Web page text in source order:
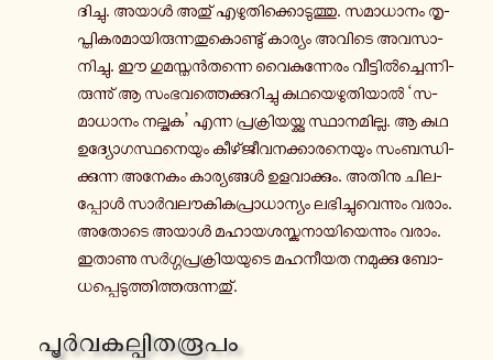
ദി­ച്ചു. അയാൾ അതു് എ­ഴു­തി­ക്കൊ­ടു­ത്തു. സ­മാ­ധാ­നം തൃ­
പ്തി­ക­ര­മാ­യി­രു­ന്ന­തു­കൊ­ണ്ടു് കാ­ര്യം അവിടെ അ­വ­സാ­
നി­ച്ചു. ഈ ഗു­മ­സ്തൻ­ത­ന്നെ വൈ­കു­ന്നേ­രം വീ­ട്ടിൽ­ച്ചെ­ന്നി­
രു­ന്നു് ആ സം­ഭ­വ­ത്തെ­ക്കു­റി­ച്ചു ക­ഥ­യെ­ഴു­തി­യാൽ ‘സ­
മാ­ധാ­നം ന­ല്കു­ക’ എന്ന പ്ര­ക്രി­യ­യ്ക്കു സ്ഥാ­ന­മി­ല്ല. ആ കഥ
ഉ­ദ്യോ­ഗ­സ്ഥ­നെ­യും കീ­ഴ്ജീ­വ­ന­ക്കാ­ര­നെ­യും സം­ബ­ന്ധി­
ക്കു­ന്ന അനേകം കാ­ര്യ­ങ്ങൾ ഉ­ള­വാ­ക്കും. അതിനു ചി­ല­
പ്പോൾ സാർ­വ­ലൗ­കി­ക­പ്രാ­ധാ­ന്യം ല­ഭി­ച്ചു­വെ­ന്നും വരാം.
അതോടെ അയാൾ മ­ഹാ­യ­ശ­സ്ക­നാ­യി­യെ­ന്നും വരാം.
ഇതാണു സർ­ഗ്ഗ­പ്ര­ക്രി­യ­യു­ടെ മ­ഹ­നീ­യ­ത ന­മു­ക്കു ബോ­
ധ­പ്പെ­ടു­ത്തി­ത്ത­രു­ന്ന­തു്.
പൂർ­വ­ക­ല്പി­ത­രൂ­പം